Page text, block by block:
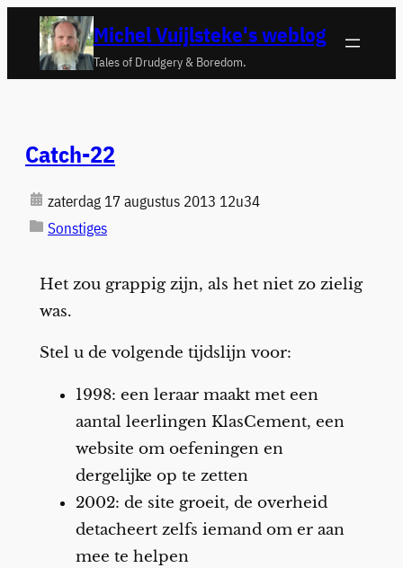
naar
Michel Vuijlsteke's weblog
Tales of Drudgery & Boredom.
Catch-22
zaterdag 17 augustus 2013 12u34
Sonstiges
Het zou grappig zijn, als het niet zo zielig
was.
Stel u de volgende tijdslijn voor:
1998: een leraar maakt met een
aantal leerlingen KlasCement, een
website om oefeningen en
dergelijke op te zetten
2002: de site groeit, de overheid
detacheert zelfs iemand om er aan
mee te helpen